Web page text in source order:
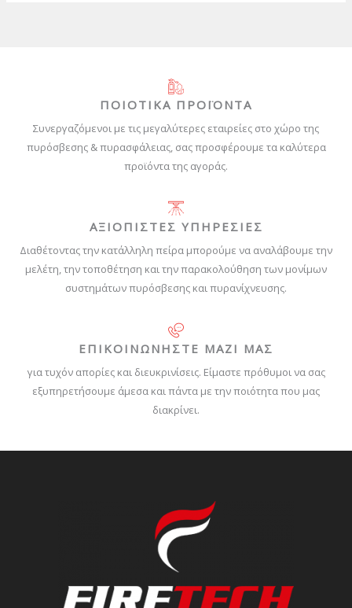
ΠΟΙΟΤΙΚΑ ΠΡΟΪΟΝΤΑ
Συνεργαζόμενοι με τις μεγαλύτερες εταιρείες στο χώρο της
πυρόσβεσης & πυρασφάλειας, σας προσφέρουμε τα καλύτερα
προϊόντα της αγοράς.
ΑΞΙΟΠΙΣΤΕΣ ΥΠΗΡΕΣΙΕΣ
Διαθέτοντας την κατάλληλη πείρα μπορούμε να αναλάβουμε την
μελέτη, την τοποθέτηση και την παρακολούθηση των μονίμων
συστημάτων πυρόσβεσης και πυρανίχνευσης.
ΕΠΙΚΟΙΝΩΝΗΣΤΕ ΜΑΖΙ ΜΑΣ
για τυχόν απορίες και διευκρινίσεις. Είμαστε πρόθυμοι να σας
εξυπηρετήσουμε άμεσα και πάντα με την ποιότητα που μας
διακρίνει.